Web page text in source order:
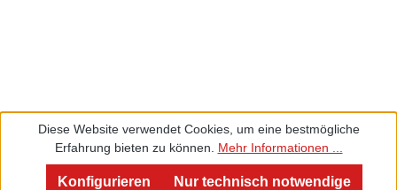
Diese Website verwendet Cookies, um eine bestmögliche
Erfahrung bieten zu können. Mehr Informationen ...
Nur technisch notwendige
Konfigurieren